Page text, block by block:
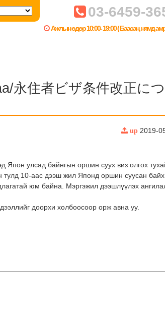
03-6459-
Ажлын өдөр 10:00- 19:00 ( Баасан, нямд
永住者ビザ条件改正に
up 2019-
Япон улсад байнгын оршин суух виз олгох
10-аас дээш жил Японд оршин суусан байх
юм байна. Мэргэжил дээшлүүлэх
доорхи холбоосоор орж авна уу.